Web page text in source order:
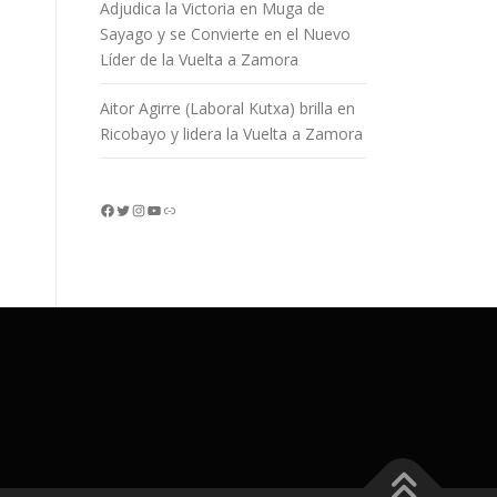
Adjudica la Victoria en Muga de
Sayago y se Convierte en el Nuevo
Líder de la Vuelta a Zamora
Aitor Agirre (Laboral Kutxa) brilla en
Ricobayo y lidera la Vuelta a Zamora
Facebook Twitter InstagramYouTube Enlace